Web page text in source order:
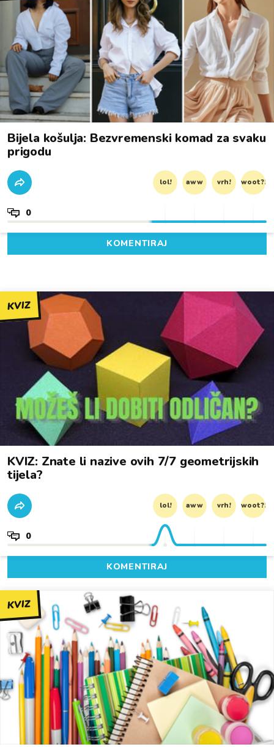
Bijela košulja: Bezvremenski komad za svaku
prigodu
lol! aww vrh! woot?!
0
KOMENTIRAJ
KVIZ
KVIZ: Znate li nazive ovih 7/7 geometrijskih
tijela?
lol! aww vrh! woot?!
0
KOMENTIRAJ
KVIZ